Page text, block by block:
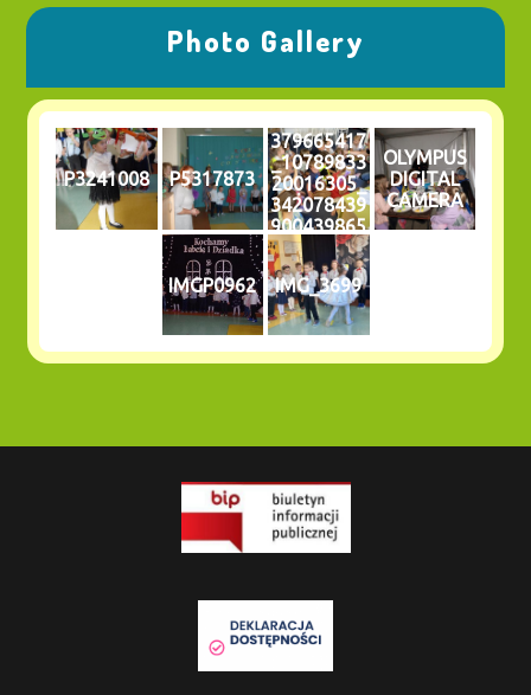
Photo Gallery
P3241008 P5317873
379665417
_10789833
20016305_
342078439
900439865
OLYMPUS
DIGITAL
CAMERA
IMGP0962 IMG_3699